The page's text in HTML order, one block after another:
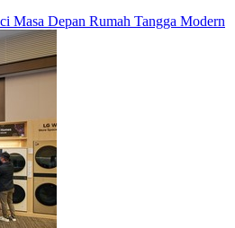
Masa Depan Rumah Tangga Modern